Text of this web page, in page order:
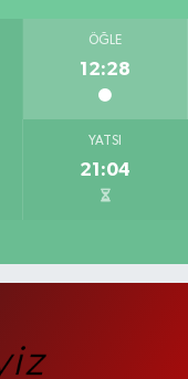
ÖĞLE
12:28
YATSI
21:04